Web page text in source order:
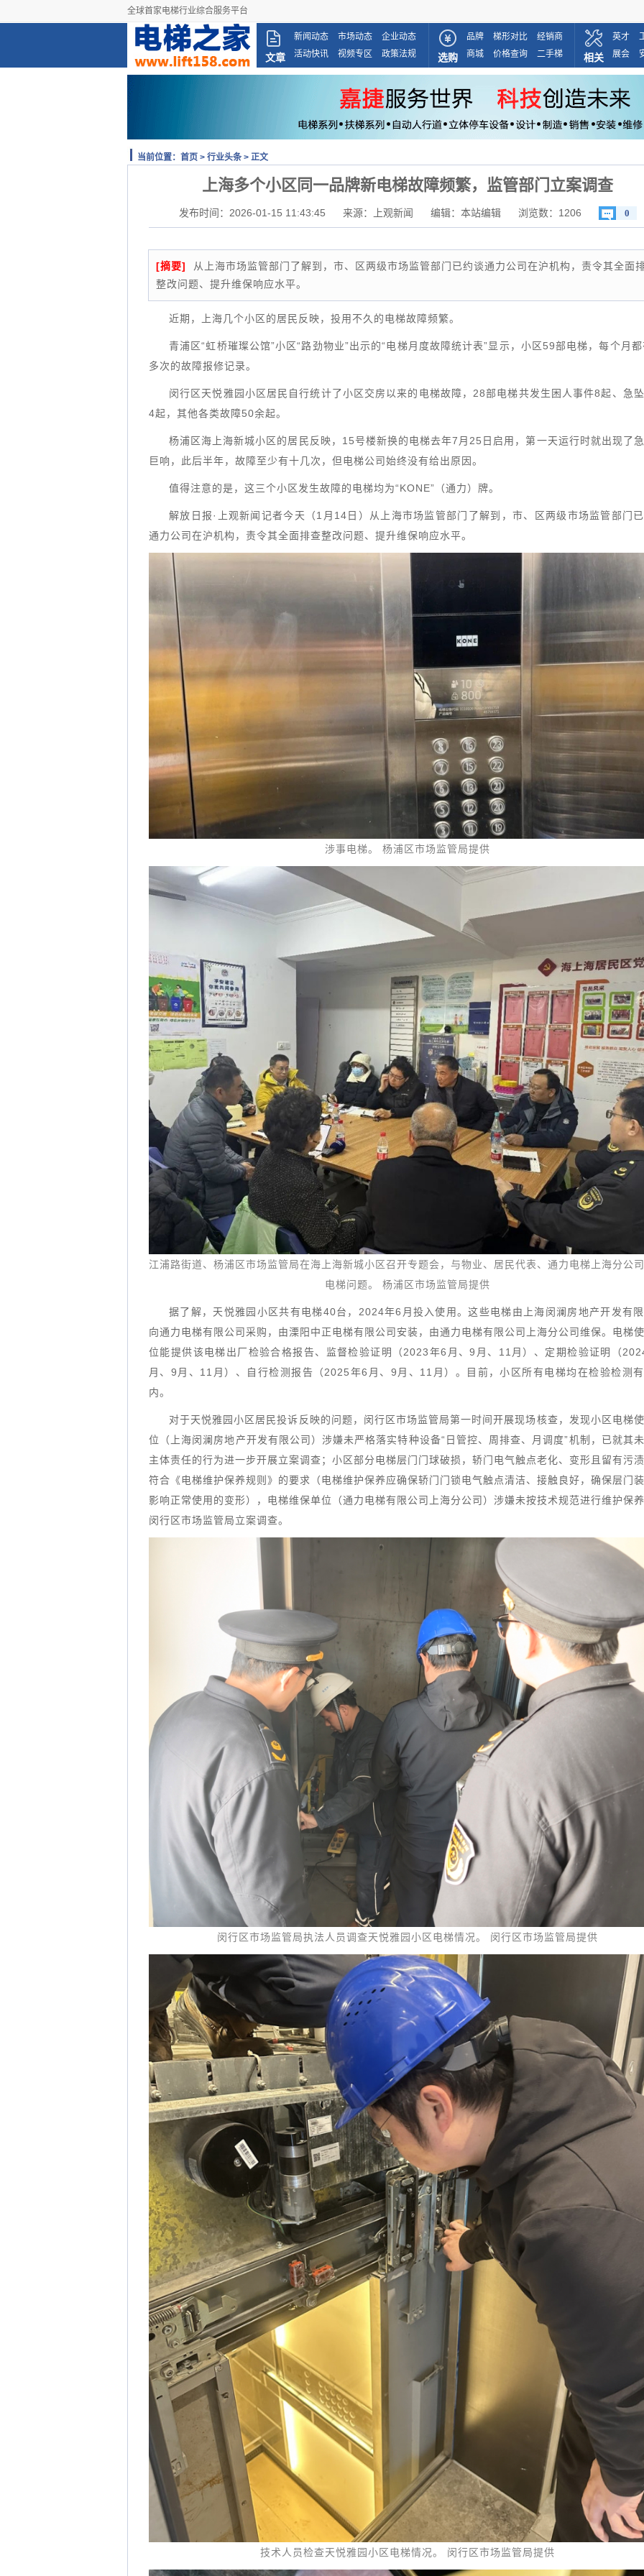
全球首家电梯行业综合服务平台
文章
新闻动态 市场动态
企业动态
活动快讯
视频专区 政策法规 选购
品牌 梯形对比
经销商
商城
价格查询 二手梯 相关
英才
展会
当前位置： 首页 > 行业头条 > 正文
上海多个小区同一品牌新电梯故障频繁，监管部门立案调查
发布时间：2026-01-15 11:43:45 来源：上观新闻 编辑：本站编辑 浏览数： 1206 0
[摘要]
从上海市场监管部门了解到，市、区两级市场监管部门已约谈通力公司在沪机构，责令其全面
整改问题、提升维保响应水平。
近期，上海几个小区的居民反映，投用不久的电梯故障频繁。
青浦区“虹桥璀璨公馆”小区“路劲物业”出示的“电梯月度故障统计表”显示，小区59部电梯，每个月
多次的故障报修记录。
闵行区天悦雅园小区居民自行统计了小区交房以来的电梯故障，28部电梯共发生困人事件8起、急
4起，其他各类故障50余起。
杨浦区海上海新城小区的居民反映，15号楼新换的电梯去年7月25日启用，第一天运行时就出现了
巨响，此后半年，故障至少有十几次，但电梯公司始终没有给出原因。
值得注意的是，这三个小区发生故障的电梯均为“KONE”（通力）牌。
解放日报·上观新闻记者今天（1月14日）从上海市场监管部门了解到，市、区两级市场监管部门
通力公司在沪机构，责令其全面排查整改问题、提升维保响应水平。
涉事电梯。 杨浦区市场监管局提供
江浦路街道、杨浦区市场监管局在海上海新城小区召开专题会，与物业、居民代表、通力电梯上海分公
电梯问题。 杨浦区市场监管局提供
据了解，天悦雅园小区共有电梯40台，2024年6月投入使用。这些电梯由上海闵澜房地产开发有
向通力电梯有限公司采购，由溧阳中正电梯有限公司安装，由通力电梯有限公司上海分公司维保。电梯
位能提供该电梯出厂检验合格报告、监督检验证明（2023年6月、9月、11月）、定期检验证明（
月、9月、11月）、自行检测报告（2025年6月、9月、11月）。目前，小区所有电梯均在检验检测
内。
对于天悦雅园小区居民投诉反映的问题，闵行区市场监管局第一时间开展现场核查，发现小区电梯
位（上海闵澜房地产开发有限公司）涉嫌未严格落实特种设备“日管控、周排查、月调度”机制，已就其
主体责任的行为进一步开展立案调查；小区部分电梯层门门球破损，轿门电气触点老化、变形且留有污
符合《电梯维护保养规则》的要求（电梯维护保养应确保轿门门锁电气触点清洁、接触良好，确保层门
影响正常使用的变形），电梯维保单位（通力电梯有限公司上海分公司）涉嫌未按技术规范进行维护保
闵行区市场监管局立案调查。
闵行区市场监管局执法人员调查天悦雅园小区电梯情况。 闵行区市场监管局提供
技术人员检查天悦雅园小区电梯情况。 闵行区市场监管局提供